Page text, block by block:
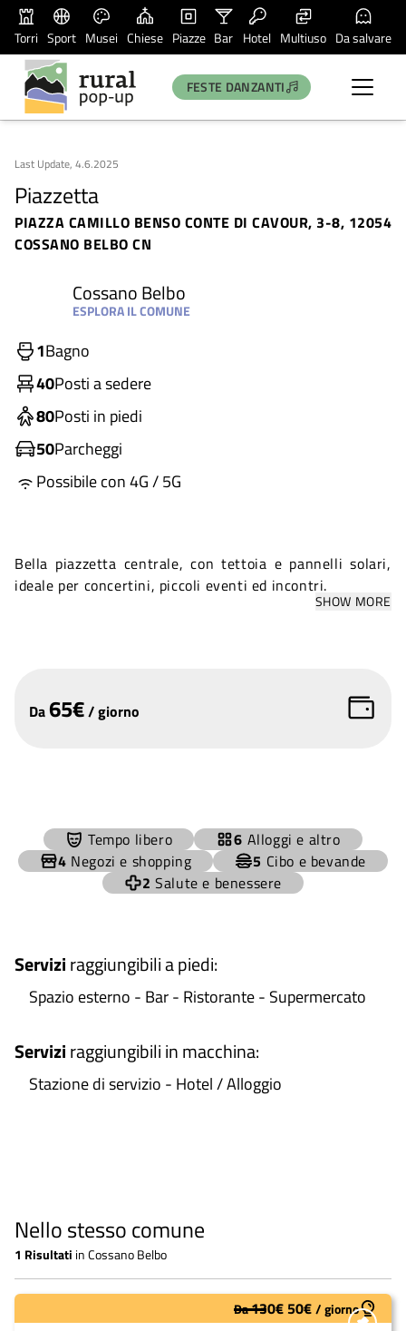
Torri Sport Musei Chiese Piazze Bar Hotel Multiuso Da salvare
FESTE DANZANTI
Last Update, 4.6.2025
Piazzetta
PIAZZA CAMILLO BENSO CONTE DI CAVOUR, 3-8, 12054
COSSANO BELBO CN
Cossano Belbo
ESPLORA IL COMUNE
1Bagno
40Posti a sedere
80Posti in piedi
50Parcheggi
Possibile con 4G / 5G
Bella piazzetta centrale, con tettoia e pannelli solari,
ideale per concertini, piccoli eventi ed incontri.
SHOW MORE
Da65€/giorno
−
Tempo libero 6 Alloggi e altro
4 Negozi e shopping 5 Cibo e bevande
2 Salute e benessere
Serviziraggiungibili a piedi:
Spazio esterno - Bar - Ristorante - Supermercato
Serviziraggiungibili in macchina:
Stazione di servizio - Hotel / Alloggio
Nello stesso comune
1 Risultati inCossano Belbo
Sottoutilizzato Da130€50€/giorno